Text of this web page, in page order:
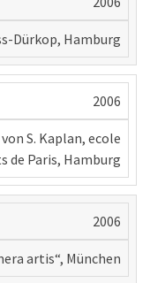
Dürkop, Hamburg
2006
S. Kaplan, ecole
de Paris, Hamburg
2006
artis“, München